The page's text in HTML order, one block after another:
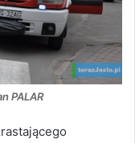
PALAR